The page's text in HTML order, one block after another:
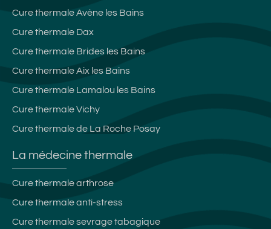
Cure thermale Avène les Bains
Cure thermale Dax
Cure thermale Brides les Bains
Cure thermale Aix les Bains
Cure thermale Lamalou les Bains
Cure thermale Vichy
Cure thermale de La Roche Posay
La médecine thermale
Cure thermale arthrose
Cure thermale anti-stress
Cure thermale sevrage tabagique